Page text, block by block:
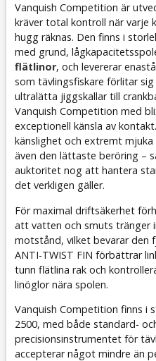
Vanquish Competition är
kräver total kontroll när varje
hugg räknas. Den finns i
med grund,
flätlinor, och levererar
som tävlingsfiskare förlitar
ultralätta jiggskallar till
Vanquish Competition med
exceptionell känsla av
känslighet och extremt
även den lättaste beröring –
auktoritet nog att hantera
det verkligen gäller.
För maximal driftsäkerhet
att vatten och smuts tränger
motstånd, vilket bevarar den
ANTI-TWIST FIN förbättrar
tunn flätlina rak och
linöglor nära spolen.
Vanquish Competition finns i
2500, med både standard-
precisionsinstrumentet för
accepterar något mindre än